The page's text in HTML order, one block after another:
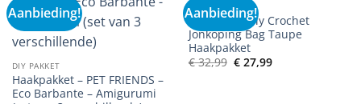
Aanbieding!
DIY PAKKET
Haakpakket – PET FRIENDS –
Eco Barbante – Amigurumi
Aanbieding!
DIY PAKKET
Hoooked – Diy Crochet
Jonkoping Bag Taupe
Haakpakket
€32,99 Oorspronkelijke
prijs
€27,99Huidige